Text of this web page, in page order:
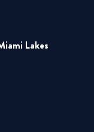
Lakes